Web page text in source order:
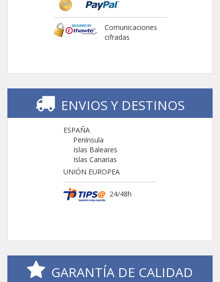
Comunicaciones
cifradas
ENVIOS Y DESTINOS
ESPAÑA
Península
Islas Baleares
Islas Canarias
UNIÓN EUROPEA
24/48h
GARANTÍA DE CALIDAD